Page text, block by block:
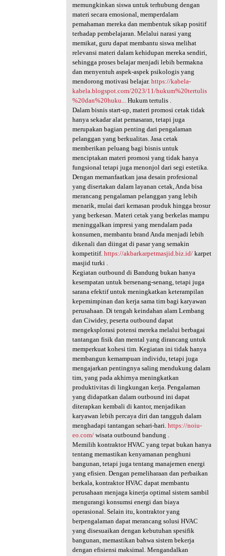
memungkinkan siswa untuk terhubung dengan
materi secara emosional, memperdalam
pemahaman mereka dan membentuk sikap positif
terhadap pembelajaran. Melalui narasi yang
memikat, guru dapat membantu siswa melihat
relevansi materi dalam kehidupan mereka sendiri,
sehingga proses belajar menjadi lebih bermakna
dan menyentuh aspek-aspek psikologis yang
mendorong motivasi belajar. https://kabela-
kabela.blogspot.com/2023/11/hukum%20tertulis
%20dan%20huku...Hukum tertulis .
Dalam bisnis start-up, materi promosi cetak tidak
hanya sekadar alat pemasaran, tetapi juga
merupakan bagian penting dari pengalaman
pelanggan yang berkualitas. Jasa cetak
memberikan peluang bagi bisnis untuk
menciptakan materi promosi yang tidak hanya
fungsional tetapi juga menonjol dari segi estetika.
Dengan memanfaatkan jasa desain profesional
yang disertakan dalam layanan cetak, Anda bisa
merancang pengalaman pelanggan yang lebih
menarik, mulai dari kemasan produk hingga brosur
yang berkesan. Materi cetak yang berkelas mampu
meninggalkan impresi yang mendalam pada
konsumen, membantu brand Anda menjadi lebih
dikenali dan diingat di pasar yang semakin
kompetitif. https://akbarkarpetmasjid.biz.id/karpet
masjid turki .
Kegiatan outbound di Bandung bukan hanya
kesempatan untuk bersenang-senang, tetapi juga
sarana efektif untuk meningkatkan keterampilan
kepemimpinan dan kerja sama tim bagi karyawan
perusahaan. Di tengah keindahan alam Lembang
dan Ciwidey, peserta outbound dapat
mengeksplorasi potensi mereka melalui berbagai
tantangan fisik dan mental yang dirancang untuk
memperkuat kohesi tim. Kegiatan ini tidak hanya
membangun kemampuan individu, tetapi juga
mengajarkan pentingnya saling mendukung dalam
tim, yang pada akhirnya meningkatkan
produktivitas di lingkungan kerja. Pengalaman
yang didapatkan dalam outbound ini dapat
diterapkan kembali di kantor, menjadikan
karyawan lebih percaya diri dan tangguh dalam
menghadapi tantangan sehari-hari. https://noiu-
eo.com/wisata outbound bandung .
Memilih kontraktor HVAC yang tepat bukan hanya
tentang memastikan kenyamanan penghuni
bangunan, tetapi juga tentang manajemen energi
yang efisien. Dengan pemeliharaan dan perbaikan
berkala, kontraktor HVAC dapat membantu
perusahaan menjaga kinerja optimal sistem sambil
mengurangi konsumsi energi dan biaya
operasional. Selain itu, kontraktor yang
berpengalaman dapat merancang solusi HVAC
yang disesuaikan dengan kebutuhan spesifik
bangunan, memastikan bahwa sistem bekerja
dengan efisiensi maksimal. Mengandalkan